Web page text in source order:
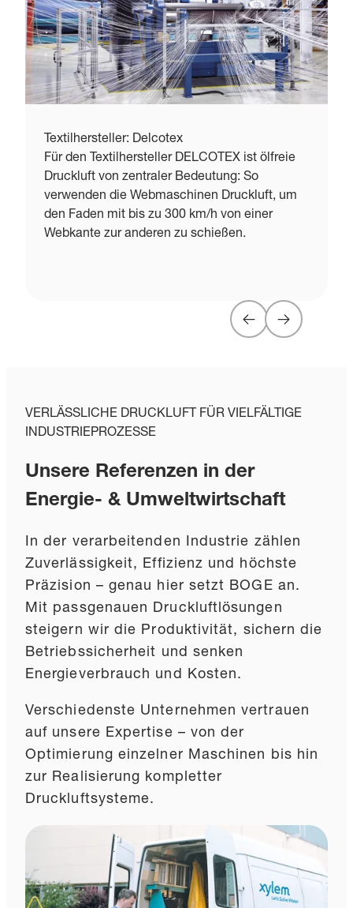
Textilhersteller: Delcotex
Für den Textilhersteller DELCOTEX ist ölfreie
Druckluft von zentraler Bedeutung: So
verwenden die Webmaschinen Druckluft, um
den Faden mit bis zu 300 km/h von einer
Webkante zur anderen zu schießen.
VERLÄSSLICHE DRUCKLUFT FÜR VIELFÄLTIGE
INDUSTRIEPROZESSE
Unsere Referenzen in der
Energie- & Umweltwirtschaft
In der verarbeitenden Industrie zählen
Zuverlässigkeit, Effizienz und höchste
Präzision – genau hier setzt BOGE an.
Mit passgenauen Druckluftlösungen
steigern wir die Produktivität, sichern die
Betriebssicherheit und senken
Energieverbrauch und Kosten.
Verschiedenste Unternehmen vertrauen
auf unsere Expertise – von der
Optimierung einzelner Maschinen bis hin
zur Realisierung kompletter
Druckluftsysteme.